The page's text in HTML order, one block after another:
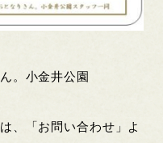
。小金井公園
、「お問い合わせ」よ